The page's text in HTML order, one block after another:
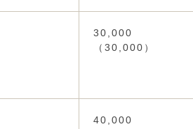
30,000
（30,000）
40,000